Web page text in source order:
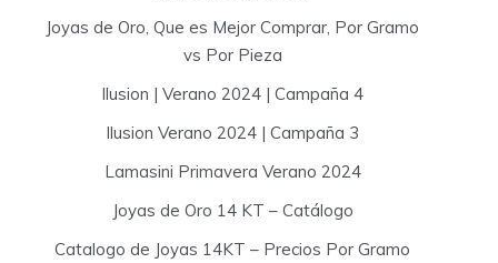
Joyas de Oro, Que es Mejor Comprar, Por Gramo
vs Por Pieza
Ilusion | Verano 2024 | Campaña 4
Ilusion Verano 2024 | Campaña 3
Lamasini Primavera Verano 2024
Joyas de Oro 14 KT – Catálogo
Catalogo de Joyas 14KT – Precios Por Gramo